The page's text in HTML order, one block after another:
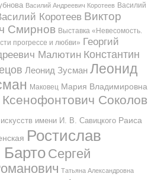
Василий Андреевич Коротеев Василий
Коротеев Виктор
Смирнов Выставка «Невесомость.
прогрессе и любви» Георгий
Малютин Константин
Леонид Зусман Леонид
Маковец Мария Владимировна
Соколов
имени И. В. Савицкого Раиса
Ростислав
Сергей
Татьяна Александровна